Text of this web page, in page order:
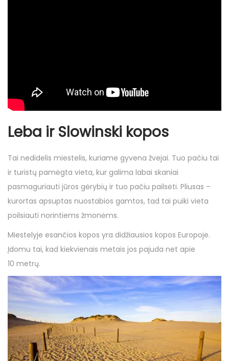
Leba ir Slowinski kopos
Tai nedidelis miestelis, kuriame gyvena žvejai. Tuo pačiu tai
ir turistų pamėgta vieta, kur galima labai skaniai
pasmaguriauti jūros gėrybių ir tuo pačiu pailsėti. Pliusas –
kurortas apsuptas nuostabios gamtos, tad tai puiki vieta
poilsiauti norintiems žmonėms.
Miestelyje esančios kopos yra didžiausios kopos Europoje.
Įdomu tai, kad kiekvienais metais jos pajuda net apie
10 metrų.